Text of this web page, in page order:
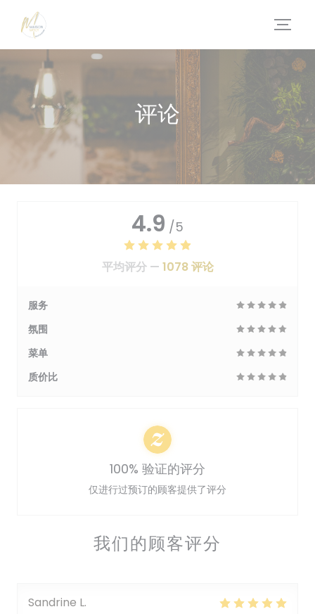
Cookie管理面板
评论
我们的顾客评分
Sandrine L
4.9 /5
平均评分 — 1078 评论
服务
氛围
菜单
质价比
100% 验证的评分
仅进行过预订的顾客提供了评分